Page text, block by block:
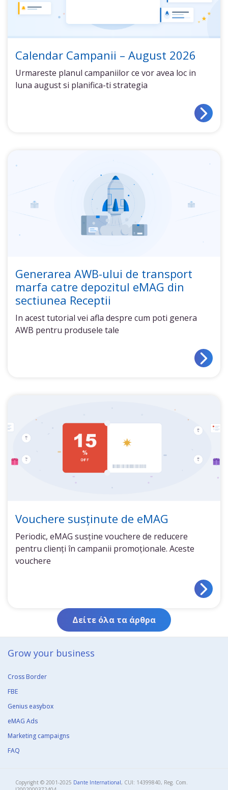
Calendar Campanii – August 2026
Urmareste planul campaniilor ce vor avea loc in
luna august si planifica-ti strategia
Generarea AWB-ului de transport
marfa catre depozitul eMAG din
sectiunea Receptii
In acest tutorial vei afla despre cum poti genera
AWB pentru produsele tale
Vouchere susținute de eMAG
Periodic, eMAG susține vouchere de reducere
pentru clienți în campanii promoționale. Aceste
vouchere
Δείτε όλα τα άρθρα
Grow your business​
Cross Border
FBE
Genius easybox
eMAG Ads
Marketing campaigns
FAQ
Copyright © 2001-2025 Dante International, CUI: 14399840, Reg. Com.